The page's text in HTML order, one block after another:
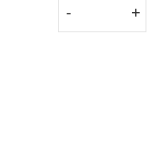
- +